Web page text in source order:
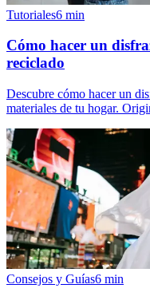
Tutoriales6 min
Cómo hacer un
reciclado
Descubre cómo hacer un
materiales de tu hogar.
Consejos y Guías6 min